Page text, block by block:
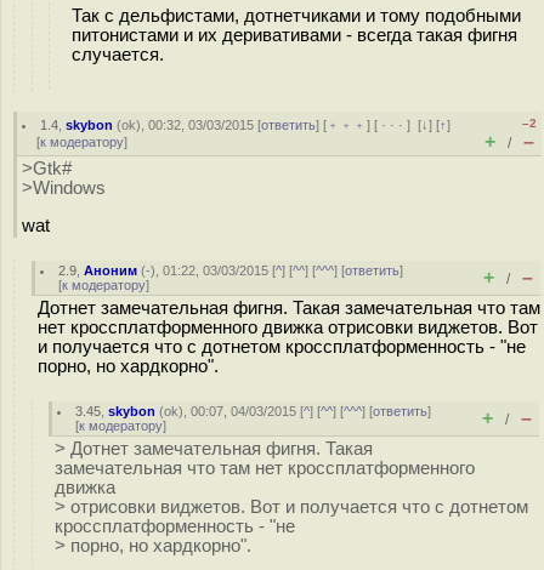
Так с дельфистами, дотнетчиками и тому подобными
питонистами и их деривативами - всегда такая фигня
случается.
1.4 ,skybon (ok), 00:32, 03/03/2015 [ответить] [ ﹢﹢﹢] [ · · ·][↓] [↑]
[к модератору]
–2
+ / –
>Gtk#
>Windows
wat
2.9 ,Аноним (-), 01:22, 03/03/2015 [^] [^^] [^^^] [ответить]
[к модератору] + / –
Дотнет замечательная фигня. Такая замечательная что там
нет кроссплатформенного движка отрисовки виджетов. Вот
и получается что с дотнетом кроссплатформенность - "не
порно, но хардкорно".
3.45 ,skybon (ok), 00:07, 04/03/2015 [^] [^^] [^^^] [ответить]
[к модератору] + / –
> Дотнет замечательная фигня. Такая
замечательная что там нет кроссплатформенного
движка
> отрисовки виджетов. Вот и получается что с дотнетом
кроссплатформенность - "не
> порно, но хардкорно".